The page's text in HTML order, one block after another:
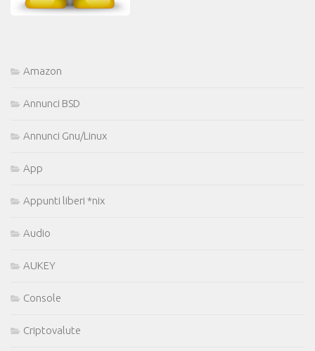
Amazon
Annunci BSD
Annunci Gnu/Linux
App
Appunti liberi *nix
Audio
AUKEY
Console
Criptovalute